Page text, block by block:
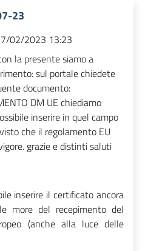
23
02/2023 13:23
la presente siamo a
sul portale chiedete
documento:
DM UE chiediamo
inserire in quel campo
che il regolamento EU
grazie e distinti saluti
inserire il certificato ancora
more del recepimento del
(anche alla luce delle